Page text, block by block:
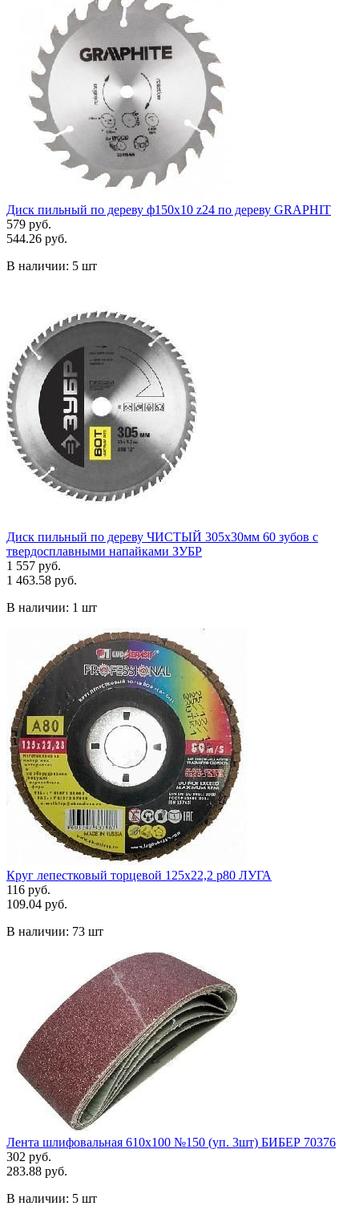
Диск пильный по дереву ф150x10 z24 по дереву GRAPHIT
579 руб.
544.26 руб.
В наличии: 5 шт
Диск пильный по дереву ЧИСТЫЙ 305х30мм 60 зубов с
твердосплавными напайками ЗУБР
1 557 руб.
1 463.58 руб.
В наличии: 1 шт
Круг лепестковый торцевой 125х22,2 р80 ЛУГА
116 руб.
109.04 руб.
В наличии: 73 шт
Лента шлифовальная 610х100 №150 (уп. 3шт) БИБЕР 70376
302 руб.
283.88 руб.
В наличии: 5 шт